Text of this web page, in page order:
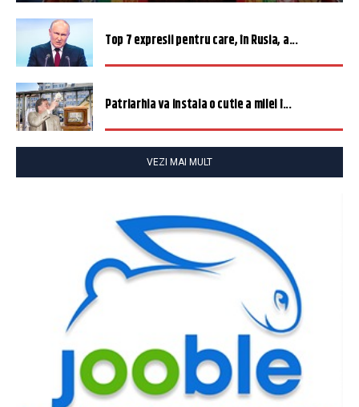
Top 7 expresii pentru care, în Rusia, a...
Patriarhia va instala o cutie a milei î...
VEZI MAI MULT